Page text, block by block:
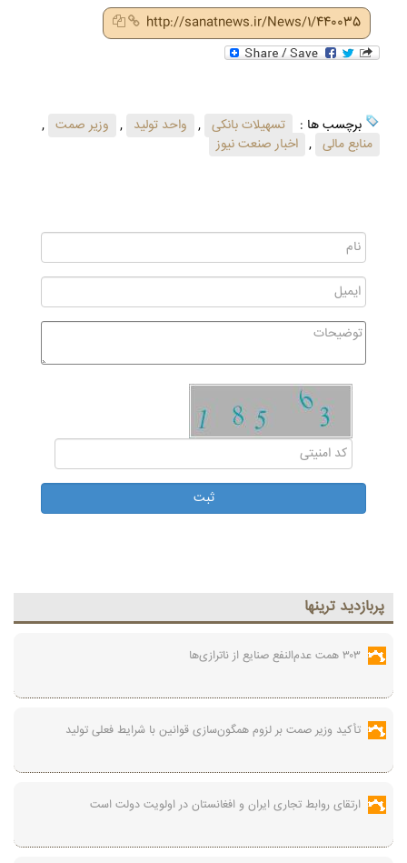
http://sanatnews.ir/News/1/440035
برچسب ها : تسهیلات بانکی , واحد تولید , وزیر صمت ,
منابع مالی , اخبار صنعت نیوز
پربازديد ترينها
۳۰۳ همت عدم‌النفع صنایع از ناترازی‌ها
تأکید وزیر صمت بر لزوم همگون‌سازی قوانین با شرایط فعلی تولید
ارتقای روابط تجاری ایران و افغانستان در اولویت دولت است